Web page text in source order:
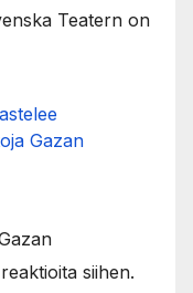
Teatern on
Gazan
siihen.